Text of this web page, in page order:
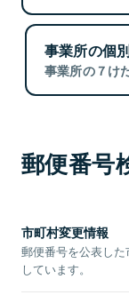
事業所の個
事業所の７け
郵便番号
市町村変更情報
郵便番号を公表し
しています。